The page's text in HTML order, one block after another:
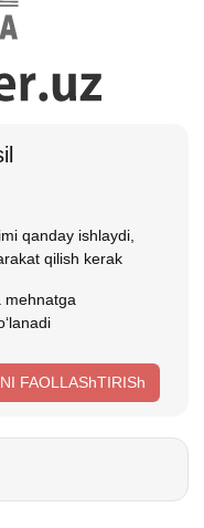
qanday ishlaydi,
qilish kerak
mehnatga
FAOLLAShTIRISh